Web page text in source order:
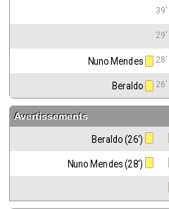
39'
29'
Nuno Mendes 28'
Beraldo 26'
Avertissements
Beraldo (26')
Nuno Mendes (28')